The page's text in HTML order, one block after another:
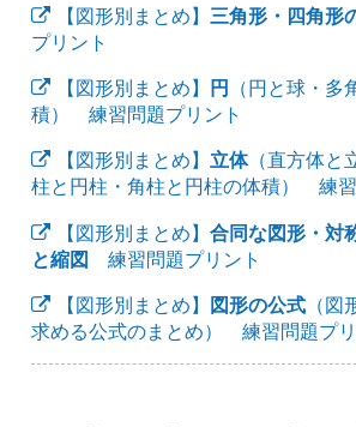
【図形別まとめ】 三角形・四角形
プリント
【図形別まとめ】 円
（円と球・
積） 練習問題プリント
【図形別まとめ】 立体（直方体と
柱と円柱・角柱と円柱の体積） 練
【図形別まとめ】合同な図形・対
と縮図
練習問題プリント
【図形別まとめ】 図形の公式 （
求める公式のまとめ） 練習問題プリ